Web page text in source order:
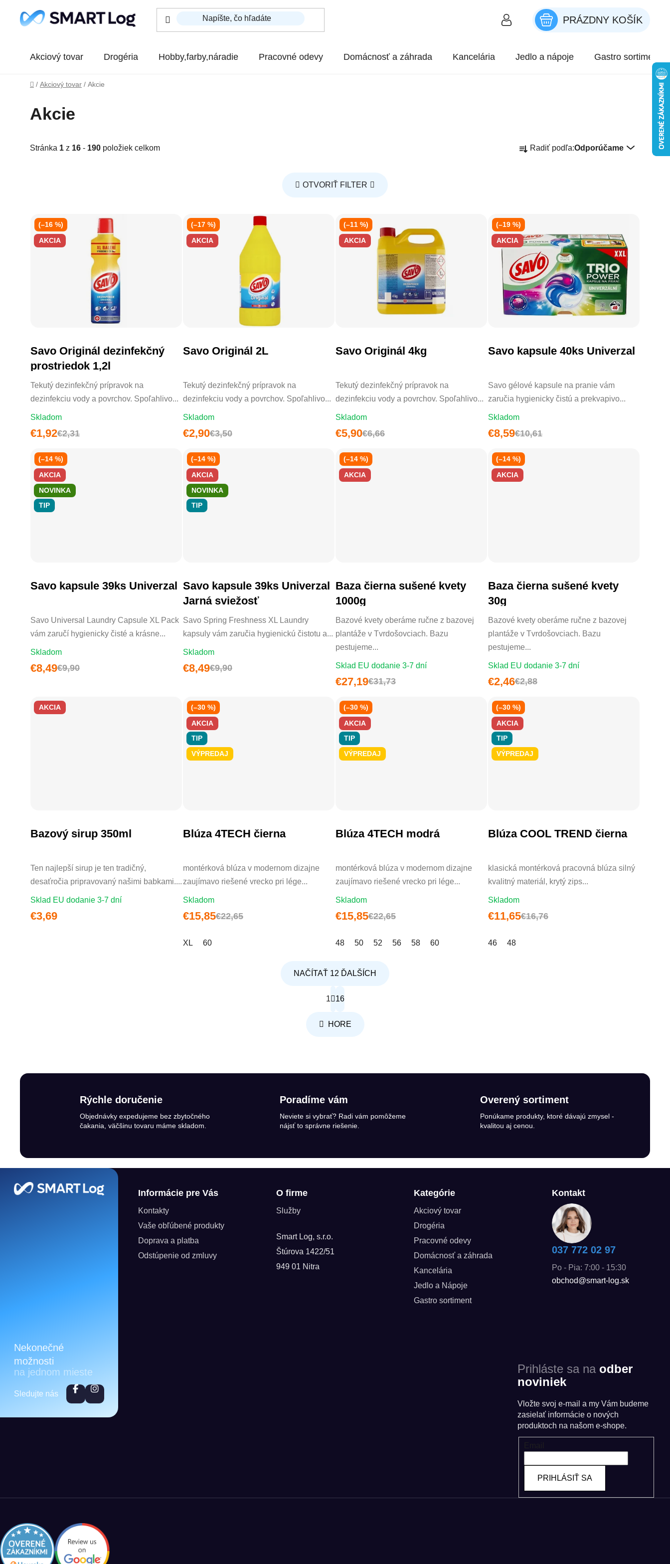
NÁKUPNÝ KOŠÍK
PRÁZDNY KOŠÍK
Akciový tovar Drogéria Hobby,farby,náradie Pracovné odevy Domácnosť a záhrada Kancelária Jedlo a nápoje Gastro sortiment
Domov
/ Akciový tovar / Akcie
Akcie
Stránka 1 z 16 - 190 položiek celkom Radiť podľa:Odporúčame
OTVORIŤ FILTER
AKCIA
Savo Originál dezinfekčný
prostriedok 1,2l
Tekutý dezinfekčný prípravok na
dezinfekciu vody a povrchov. Spoľahlivo...
Skladom
€1,92€2,31
(–16 %)
DO KOŠÍKA
AKCIA
Savo Originál 2L
Tekutý dezinfekčný prípravok na
dezinfekciu vody a povrchov. Spoľahlivo...
Skladom
€2,90€3,50
(–17 %)
DO KOŠÍKA
AKCIA
Savo Originál 4kg
Tekutý dezinfekčný prípravok na
dezinfekciu vody a povrchov. Spoľahlivo...
Skladom
€5,90€6,66
(–11 %)
DO KOŠÍKA
AKCIA
Savo kapsule 40ks Univerzal
Savo gélové kapsule na pranie vám
zaručia hygienicky čistú a prekvapivo...
Skladom
€8,59€10,61
(–19 %)
DO KOŠÍKA
AKCIA
NOVINKA
TIP
Savo kapsule 39ks Univerzal
Savo Universal Laundry Capsule XL Pack
vám zaručí hygienicky čisté a krásne...
Skladom
€8,49€9,90
(–14 %)
AKCIA
NOVINKA
TIP
Savo kapsule 39ks Univerzal
Jarná sviežosť
Savo Spring Freshness XL Laundry
kapsuly vám zaručia hygienickú čistotu a...
Skladom
€8,49€9,90
(–14 %)
DO KOŠÍKA
AKCIA
Baza čierna sušené kvety
1000g
Bazové kvety oberáme ručne z bazovej
plantáže v Tvrdošovciach. Bazu
pestujeme...
Sklad EU dodanie 3-7 dní
€27,19€31,73
(–14 %)
AKCIA
Baza čierna sušené kvety
30g
Bazové kvety oberáme ručne z bazovej
plantáže v Tvrdošovciach. Bazu
pestujeme...
Sklad EU dodanie 3-7 dní
€2,46€2,88
(–14 %)
AKCIA
Bazový sirup 350ml
Ten najlepší sirup je ten tradičný,
desaťročia pripravovaný našimi babkami....
Sklad EU dodanie 3-7 dní
€3,69
AKCIA
TIP
VÝPREDAJ
Blúza 4TECH čierna
montérková blúza v modernom dizajne
zaujímavo riešené vrecko pri lége...
Skladom
€15,85€22,65
(–30 %)
XL 60
AKCIA
TIP
VÝPREDAJ
Blúza 4TECH modrá
montérková blúza v modernom dizajne
zaujímavo riešené vrecko pri lége...
Skladom
€15,85€22,65
(–30 %)
48 50 52 56 58 60
AKCIA
TIP
VÝPREDAJ
Blúza COOL TREND čierna
klasická montérková pracovná blúza silný
kvalitný materiál, krytý zips...
Skladom
€11,65€16,76
(–30 %)
46 48
Ovládacie prvky výpisu
NAČÍTAŤ 12 ĎALŠÍCH
1 16
HORE
Rýchle doručenie
Objednávky expedujeme bez zbytočného
čakania, väčšinu tovaru máme skladom.
Poradíme vám
Neviete si vybrať? Radi vám pomôžeme
nájsť to správne riešenie.
Overený sortiment
Ponúkame produkty, ktoré dávajú zmysel -
kvalitou aj cenou.
Nekonečné
možnosti
na jednom mieste
Sledujte nás
Informácie pre Vás
Kontakty
Vaše obľúbené produkty
Doprava a platba
Odstúpenie od zmluvy
O firme
Služby
Smart Log, s.r.o.
Štúrova 1422/51
949 01 Nitra
Kategórie
Akciový tovar
Drogéria
Pracovné odevy
Domácnosť a záhrada
Kancelária
Jedlo a Nápoje
Gastro sortiment
Kontakt
037 772 02 97
Po - Pia: 7:00 - 15:30
obchod@smart-log.sk
Prihláste sa na odber
noviniek
Vložte svoj e-mail a my Vám budeme
zasielať informácie o nových
produktoch na našom e-shope.
PRIHLÁSIŤ SA